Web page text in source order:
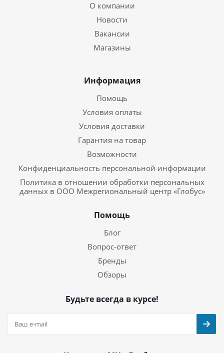
О компании
Новости
Вакансии
Магазины
Информация
Помощь
Условия оплаты
Условия доставки
Гарантия на товар
Возможности
Конфиденциальность персональной информации
Политика в отношении обработки персональных
данных в ООО Межрегиональный центр «Глобус»
Помощь
Блог
Вопрос-ответ
Бренды
Обзоры
Будьте всегда в курсе!